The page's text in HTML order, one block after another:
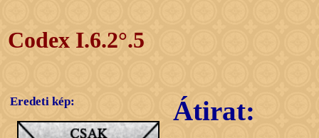
Codex I.6.2°.5
Eredeti kép: Átirat: